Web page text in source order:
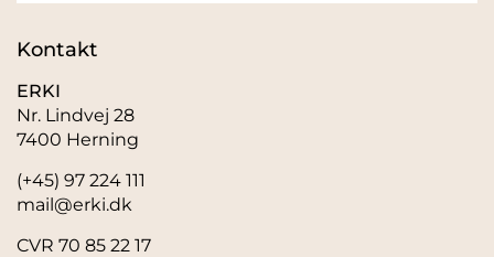
Kontakt
ERKI
Nr. Lindvej 28
7400 Herning
(+45) 97 224 111
mail@erki.dk
CVR 70 85 22 17